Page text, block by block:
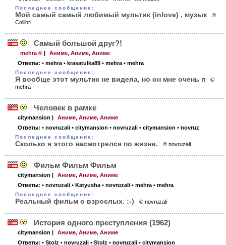
Последнее сообщение:
Мой самый самый любимый мультик (inlove) , музык
©
Collibri
Самый большой друг?!
mehra ® |
Аниме, Аниме, Аниме
Ответы: • mehra • krasatulka89 • mehra • mehra
Последнее сообщение:
Я вообще этот мультик не видела, но он мне очень п
©
mehra
Человек в рамке
citymansion |
Аниме, Аниме, Аниме
Ответы: • novruzali • citymansion • novruzali • citymansion • novruz
Последнее сообщение:
Сколько я этого насмотрелся по жизни. © novruzali
Фильм Фильм Фильм
citymansion |
Аниме, Аниме, Аниме
Ответы: • novruzali • Katyusha • novruzali • mehra • mehra
Последнее сообщение:
Реальный фильм о взрослых. :-) © novruzali
История одного преступления (1962)
citymansion |
Аниме, Аниме, Аниме
Ответы: • Stolz • novruzali • Stolz • novruzali • citymansion